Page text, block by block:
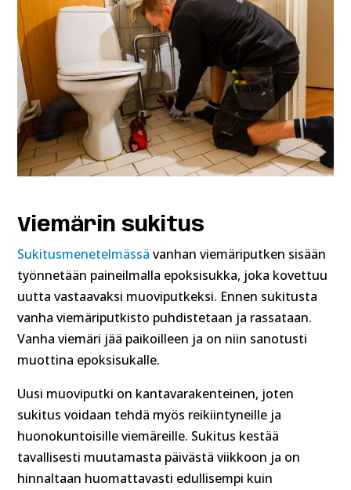
Viemärin sukitus
Sukitusmenetelmässä vanhan viemäriputken sisään
työnnetään paineilmalla epoksisukka, joka kovettuu
uutta vastaavaksi muoviputkeksi. Ennen sukitusta
vanha viemäriputkisto puhdistetaan ja rassataan.
Vanha viemäri jää paikoilleen ja on niin sanotusti
muottina epoksisukalle.
Uusi muoviputki on kantavarakenteinen, joten
sukitus voidaan tehdä myös reikiintyneille ja
huonokuntoisille viemäreille. Sukitus kestää
tavallisesti muutamasta päivästä viikkoon ja on
hinnaltaan huomattavasti edullisempi kuin